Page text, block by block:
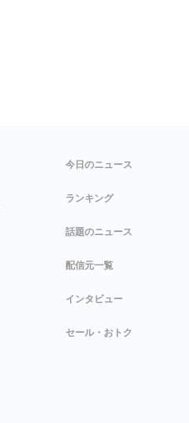
今日のニュース
ランキング
話題のニュース
配信元一覧
インタビュー
セール・おトク